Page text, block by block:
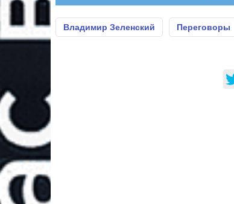
Владимир Зеленский Переговоры